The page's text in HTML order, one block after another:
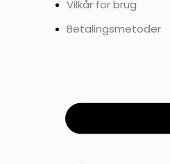
Vilkår for brug
Betalingsmetoder